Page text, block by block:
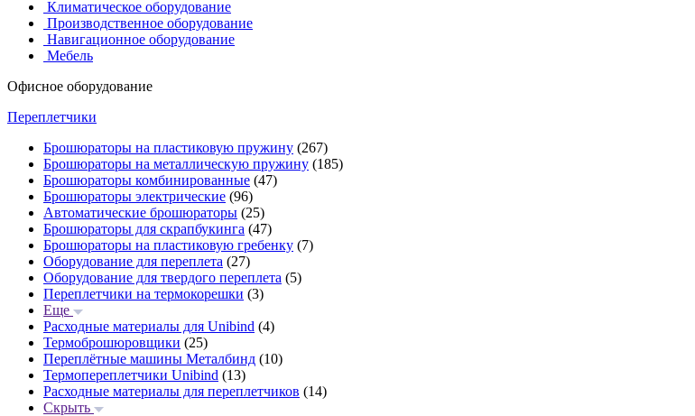
Климатическое оборудование
Производственное оборудование
Навигационное оборудование
Мебель
Офисное оборудование
Переплетчики
Брошюраторы на пластиковую пружину (267)
Брошюраторы на металлическую пружину (185)
Брошюраторы комбинированные (47)
Брошюраторы электрические (96)
Автоматические брошюраторы (25)
Брошюраторы для скрапбукинга (47)
Брошюраторы на пластиковую гребенку (7)
Оборудование для переплета (27)
Оборудование для твердого переплета (5)
Переплетчики на термокорешки (3)
Еще
Расходные материалы для Unibind (4)
Термоброшюровщики (25)
Переплётные машины Металбинд (10)
Термопереплетчики Unibind (13)
Расходные материалы для переплетчиков (14)
Скрыть